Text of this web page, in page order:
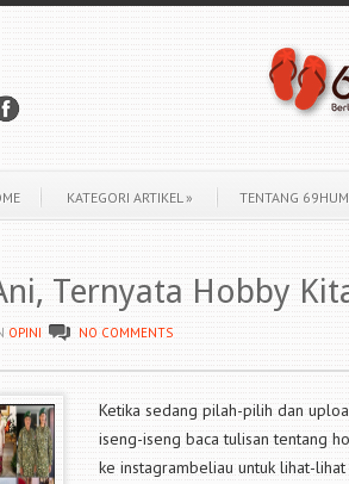
KATEGORI ARTIKEL» TENTANG
Ternyata Hobby
OPINI NO COMMENTS
Ketika sedang pilah-pilih dan
iseng-iseng baca tulisan tentang
ke instagrambeliau untuk lihat-